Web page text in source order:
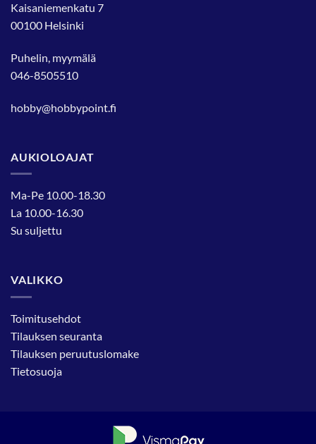
Kaisaniemenkatu 7
00100 Helsinki
Puhelin, myymälä
046-8505510
hobby@hobbypoint.fi
AUKIOLOAJAT
Ma-Pe 10.00-18.30
La 10.00-16.30
Su suljettu
VALIKKO
Toimitusehdot
Tilauksen seuranta
Tilauksen peruutuslomake
Tietosuoja